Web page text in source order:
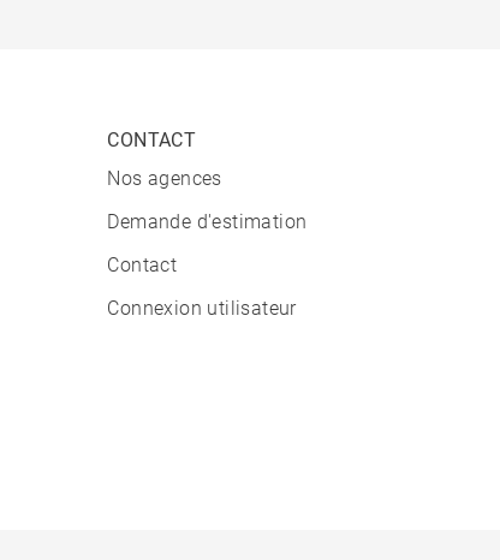
CONTACT
Nos agences
Demande d'estimation
Contact
Connexion utilisateur